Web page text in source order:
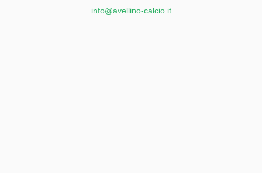
info@avellino-calcio.it